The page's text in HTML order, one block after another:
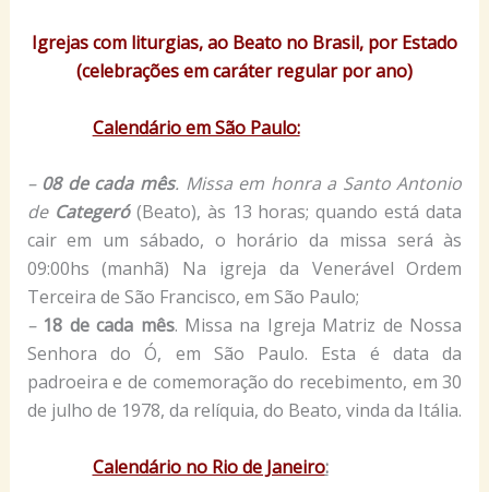
Igrejas com liturgias, ao Beato no Brasil, por Estado
(celebrações em caráter regular por ano)
Calendário em São Paulo:
– 08 de cada mês. Missa em honra a Santo Antonio
de Categeró(Beato), às 13 horas; quando está data
cair em um sábado, o horário da missa será às
09:00hs (manhã) Na igreja da Venerável Ordem
Terceira de São Francisco, em São Paulo;
– 18 de cada mês. Missa na Igreja Matriz de Nossa
Senhora do Ó, em São Paulo. Esta é data da
padroeira e de comemoração do recebimento, em 30
de julho de 1978, da relíquia, do Beato, vinda da Itália.
Calendário no Rio de Janeiro: